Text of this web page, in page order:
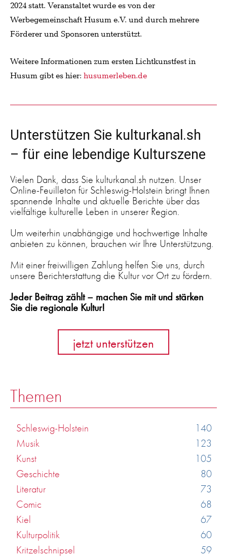
2024 statt. Veranstaltet wurde es von der
Werbegemeinschaft Husum e.V. und durch mehrere
Förderer und Sponsoren unterstützt.
Weitere Informationen zum ersten Lichtkunstfest in
Husum gibt es hier: husumerleben.de
Unterstützen Sie kulturkanal.sh
– für eine lebendige Kulturszene
Vielen Dank, dass Sie kulturkanal.sh nutzen. Unser
Online-Feuilleton für Schleswig-Holstein bringt Ihnen
spannende Inhalte und aktuelle Berichte über das
vielfältige kulturelle Leben in unserer Region.
Um weiterhin unabhängige und hochwertige Inhalte
anbieten zu können, brauchen wir Ihre Unterstützung.
Mit einer freiwilligen Zahlung helfen Sie uns, durch
unsere Berichterstattung die Kultur vor Ort zu fördern.
Jeder Beitrag zählt – machen Sie mit und stärken
Sie die regionale Kultur!
jetzt unterstützen
Themen
Schleswig-Holstein
140
Musik
123
Kunst
105
Geschichte
80
Literatur
73
Comic
68
Kiel
67
Kulturpolitik
60
Kritzelschnipsel
59